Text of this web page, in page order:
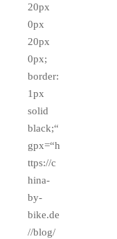
20px
0px
20px
0px;
border:
1px
solid
black;“
gpx=“h
ttps://c
hina-
by-
bike.de
//blog/